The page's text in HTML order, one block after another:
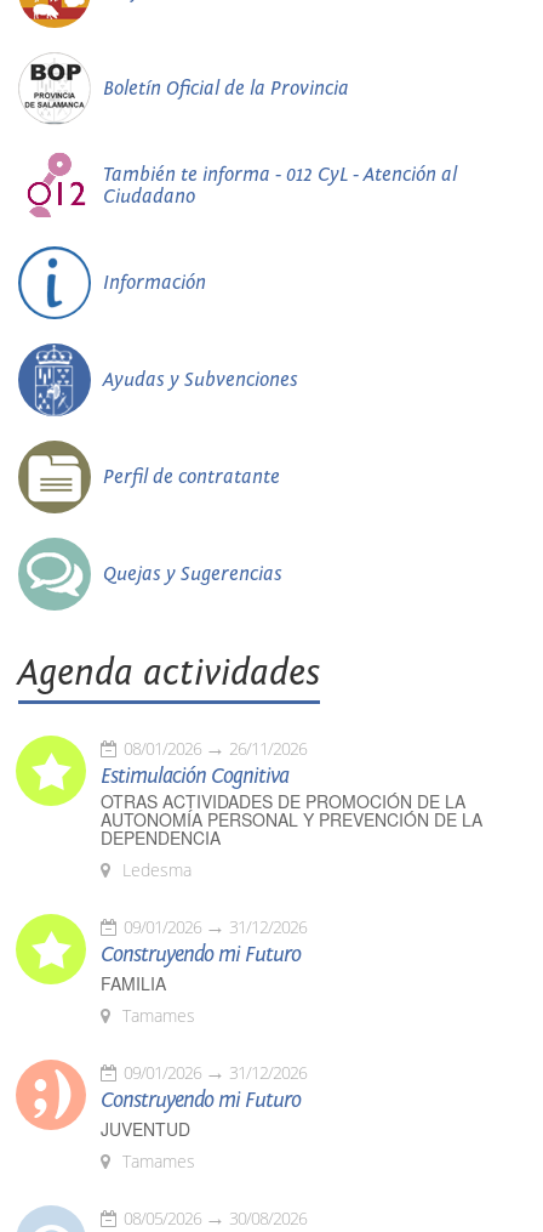
Boletín Oficial de la Provincia
También te informa - 012 CyL - Atención al
Ciudadano
Información
Ayudas y Subvenciones
Perfil de contratante
Quejas y Sugerencias
Agenda actividades
08/01/2026 26/11/2026
Estimulación Cognitiva
OTRAS ACTIVIDADES DE PROMOCIÓN DE LA
AUTONOMÍA PERSONAL Y PREVENCIÓN DE LA
DEPENDENCIA
Ledesma
09/01/2026 31/12/2026
Construyendo mi Futuro
FAMILIA
Tamames
09/01/2026 31/12/2026
Construyendo mi Futuro
JUVENTUD
Tamames
08/05/2026 30/08/2026